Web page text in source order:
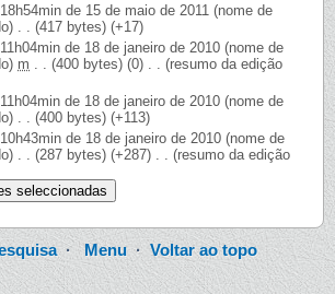
18h54min de 15 de maio de 2011 (nome de
(417 bytes) (+17)
11h04min de 18 de janeiro de 2010 (nome de
m (400 bytes) (0)
(resumo da edição
11h04min de 18 de janeiro de 2010 (nome de
(400 bytes) (+113)
10h43min de 18 de janeiro de 2010 (nome de
(287 bytes) (+287)
(resumo da edição
· Menu · Voltar ao topo